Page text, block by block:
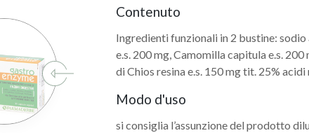
Contenuto
Ingredienti funzionali in 2 bustine:
e.s. 200 mg, Camomilla capitula e.s.
di Chios resina e.s. 150 mg tit. 25%
Modo d'uso
si consiglia l’assunzione del prodotto
Navigazione
articoli